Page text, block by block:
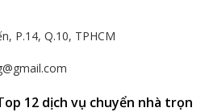
P.14, Q.10, TPHCM
op 12 dịch vụ chuyển nhà trọn